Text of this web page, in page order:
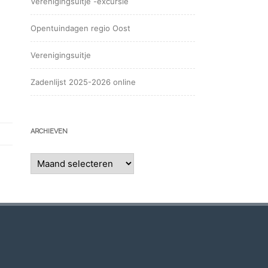
Opentuindagen regio Oost
Verenigingsuitje
Zadenlijst 2025-2026 online
ARCHIEVEN
Archieven